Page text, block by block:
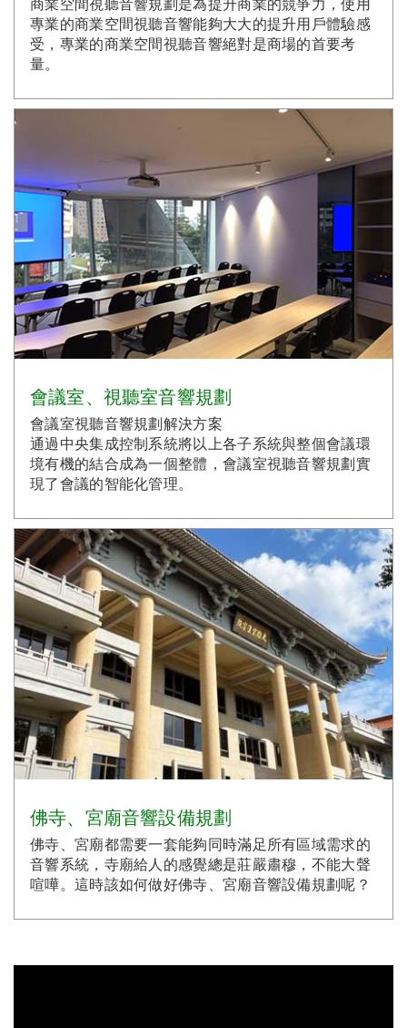
商業空間視聽音響規劃是為提升商業的競爭力，使用
專業的商業空間視聽音響能夠大大的提升用戶體驗感
受，專業的商業空間視聽音響絕對是商場的首要考
量。
會議室、視聽室音響規劃
會議室視聽音響規劃解決方案
通過中央集成控制系統將以上各子系統與整個會議環
境有機的結合成為一個整體，會議室視聽音響規劃實
現了會議的智能化管理。
佛寺、宮廟音響設備規劃
佛寺、宮廟都需要一套能夠同時滿足所有區域需求的
音響系統，寺廟給人的感覺總是莊嚴肅穆，不能大聲
喧嘩。這時該如何做好佛寺、宮廟音響設備規劃呢？